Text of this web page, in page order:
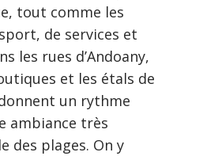
tout comme les
de services et
les rues d’Andoany,
et les étals de
un rythme
ambiance très
des plages. On y